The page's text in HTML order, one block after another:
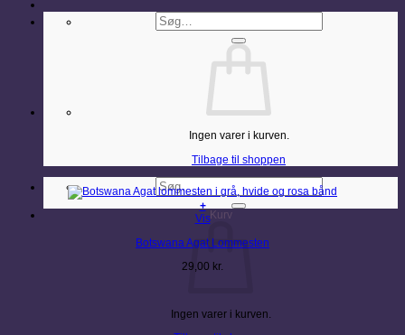
Søg
efter:
Ingen varer i kurven.
Tilbage til shoppen
Søg
efter:
Kurv
Ingen varer i kurven.
+
Vis
Botswana Agat Lommesten
29,00 kr.